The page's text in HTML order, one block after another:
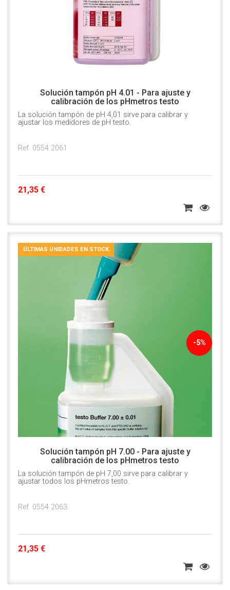
Solución tampón pH 4.01 - Para ajuste y
calibración de los pHmetros testo
La solución tampón de pH 4,01 sirve para calibrar y
ajustar los medidores de pH testo.
Ref. 0554 2061
21,35 €
-5%
ÚLTIMAS UNIDADES EN STOCK
Solución tampón pH 7.00 - Para ajuste y
calibración de los pHmetros testo
La solución tampón de pH 7,00 sirve para calibrar y
ajustar todos los pHmetros testo.
Ref. 0554 2063
21,35 €